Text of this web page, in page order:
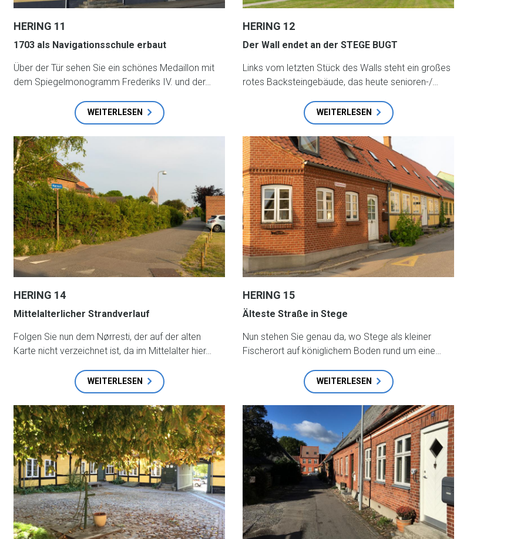
HERING 11
1703 als Navigationsschule erbaut
Über der Tür sehen Sie ein schönes Medaillon mit
dem Spiegelmonogramm Frederiks IV. und der…
WEITERLESEN
HERING 12
Der Wall endet an der STEGE BUGT
Links vom letzten Stück des Walls steht ein großes
rotes Backsteingebäude, das heute senioren-/…
WEITERLESEN
HERING 14
Mittelalterlicher Strandverlauf
Folgen Sie nun dem Nørresti, der auf der alten
Karte nicht verzeichnet ist, da im Mittelalter hier…
WEITERLESEN
HERING 15
Älteste Straße in Stege
Nun stehen Sie genau da, wo Stege als kleiner
Fischerort auf königlichem Boden rund um eine…
WEITERLESEN